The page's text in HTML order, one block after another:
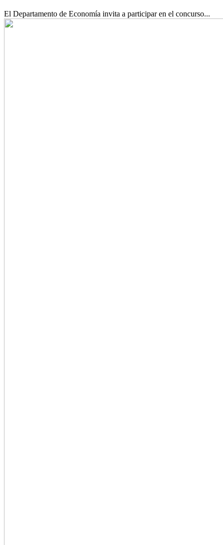
El Departamento de Economía invita a participar en el concurso...